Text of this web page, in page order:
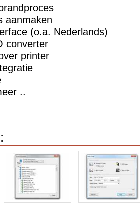
aanmaken
(o.a. Nederlands)
converter
printer
..